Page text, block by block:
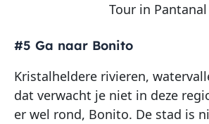
Tour in Pantanal
#5 Ga naar Bonito
Kristalheldere rivieren,
dat verwacht je niet in deze
er wel rond, Bonito. De stad is